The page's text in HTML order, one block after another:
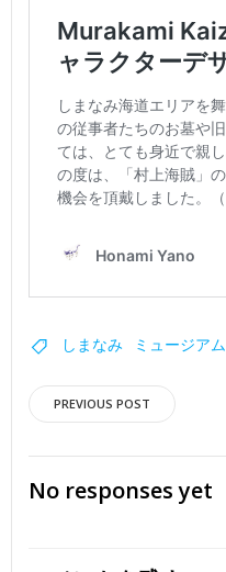
しまなみ ミュージアム
投
稿
PREVIOUS POST
No responses yet